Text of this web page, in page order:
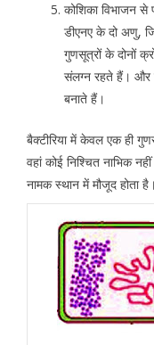
कोशिका विभाजन
डीएनए के दो अणु,
गुणसूत्रों के दोनों
संलग्न रहते हैं। और
बनाते हैं।
बैक्टीरिया में केवल एक ही
वहां कोई निश्चित नाभिक
नामक स्थान में मौजूद होता है।